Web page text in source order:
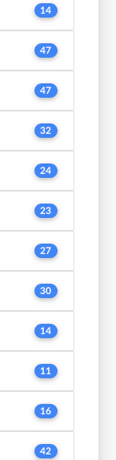
14
47
47
32
24
23
27
30
14
11
16
42